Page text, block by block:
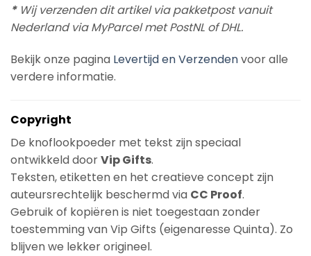
*Wij verzenden dit artikel via pakketpost vanuit
Nederland via MyParcel met PostNL of DHL.
Bekijk onze pagina Levertijd en Verzendenvoor alle
verdere informatie.
Copyright
De knoflookpoeder met tekst zijn speciaal
ontwikkeld doorVip Gifts.
Teksten, etiketten en het creatieve concept zijn
auteursrechtelijk beschermd via CC Proof.
Gebruik of kopiëren is niet toegestaan zonder
toestemming van Vip Gifts (eigenaresse Quinta). Zo
blijven we lekker origineel.